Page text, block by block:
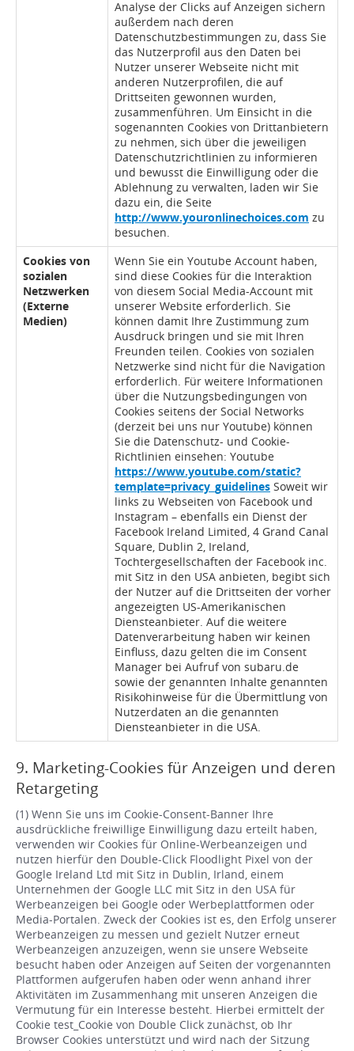
Analyse der Clicks auf Anzeigen sichern
außerdem nach deren
Datenschutzbestimmungen zu, dass Sie
das Nutzerprofil aus den Daten bei
Nutzer unserer Webseite nicht mit
anderen Nutzerprofilen, die auf
Drittseiten gewonnen wurden,
zusammenführen. Um Einsicht in die
sogenannten Cookies von Drittanbietern
zu nehmen, sich über die jeweiligen
Datenschutzrichtlinien zu informieren
und bewusst die Einwilligung oder die
Ablehnung zu verwalten, laden wir Sie
dazu ein, die Seite
http://www.youronlinechoices.com zu
besuchen.
Cookies von
sozialen
Netzwerken
(Externe
Medien)
Wenn Sie ein Youtube Account haben,
sind diese Cookies für die Interaktion
von diesem Social Media-Account mit
unserer Website erforderlich. Sie
können damit Ihre Zustimmung zum
Ausdruck bringen und sie mit Ihren
Freunden teilen. Cookies von sozialen
Netzwerke sind nicht für die Navigation
erforderlich. Für weitere Informationen
über die Nutzungsbedingungen von
Cookies seitens der Social Networks
(derzeit bei uns nur Youtube) können
Sie die Datenschutz- und Cookie-
Richtlinien einsehen: Youtube
https://www.youtube.com/static?
template=privacy_guidelines Soweit wir
links zu Webseiten von Facebook und
Instagram – ebenfalls ein Dienst der
Facebook Ireland Limited, 4 Grand Canal
Square, Dublin 2, Ireland,
Tochtergesellschaften der Facebook inc.
mit Sitz in den USA anbieten, begibt sich
der Nutzer auf die Drittseiten der vorher
angezeigten US-Amerikanischen
Diensteanbieter. Auf die weitere
Datenverarbeitung haben wir keinen
Einfluss, dazu gelten die im Consent
Manager bei Aufruf von subaru.de
sowie der genannten Inhalte genannten
Risikohinweise für die Übermittlung von
Nutzerdaten an die genannten
Diensteanbieter in die USA.
9. Marketing-Cookies für Anzeigen und deren
Retargeting
(1) Wenn Sie uns im Cookie-Consent-Banner Ihre
ausdrückliche freiwillige Einwilligung dazu erteilt haben,
verwenden wir Cookies für Online-Werbeanzeigen und
nutzen hierfür den Double-Click Floodlight Pixel von der
Google Ireland Ltd mit Sitz in Dublin, Irland, einem
Unternehmen der Google LLC mit Sitz in den USA für
Werbeanzeigen bei Google oder Werbeplattformen oder
Media-Portalen. Zweck der Cookies ist es, den Erfolg unserer
Werbeanzeigen zu messen und gezielt Nutzer erneut
Werbeanzeigen anzuzeigen, wenn sie unsere Webseite
besucht haben oder Anzeigen auf Seiten der vorgenannten
Plattformen aufgerufen haben oder wenn anhand ihrer
Aktivitäten im Zusammenhang mit unseren Anzeigen die
Vermutung für ein Interesse besteht. Hierbei ermittelt der
Cookie test_Cookie von Double Click zunächst, ob Ihr
Browser Cookies unterstützt und wird nach der Sitzung